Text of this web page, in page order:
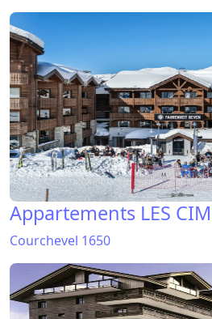
Appartements LES
Courchevel 1650